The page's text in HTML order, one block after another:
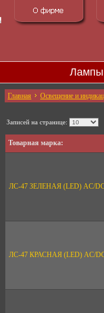
Лампы
Главная Освещение и
Записей на странице:
Товарная марка:
ЛС-47 ЗЕЛЕНАЯ (LED) AC/
ЛС-47 КРАСНАЯ (LED) AC/